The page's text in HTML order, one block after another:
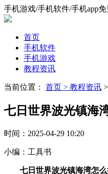
手机游戏/手机软件/手机app
首页
手机软件
手机游戏
教程资讯
当前位置： 首页 > 教程资讯 >
七日世界波光镇海
时间： 2025-04-29 10:20
小编： 工具书
七日世界波光镇海湾怎么